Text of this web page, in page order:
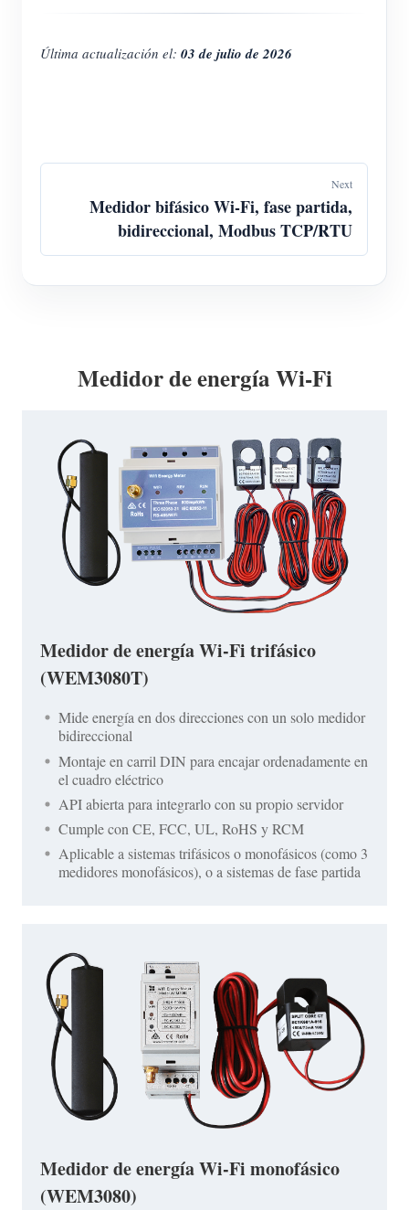
Última actualización el: 03 de julio de 2026
Next
Medidor bifásico Wi-Fi, fase partida,
bidireccional, Modbus TCP/RTU
Medidor de energía Wi-Fi
Medidor de energía Wi-Fi trifásico
(WEM3080T)
Mide energía en dos direcciones con un solo medidor
bidireccional
Montaje en carril DIN para encajar ordenadamente en
el cuadro eléctrico
API abierta para integrarlo con su propio servidor
Cumple con CE, FCC, UL, RoHS y RCM
Aplicable a sistemas trifásicos o monofásicos (como 3
medidores monofásicos), o a sistemas de fase partida
Medidor de energía Wi-Fi monofásico
(WEM3080)